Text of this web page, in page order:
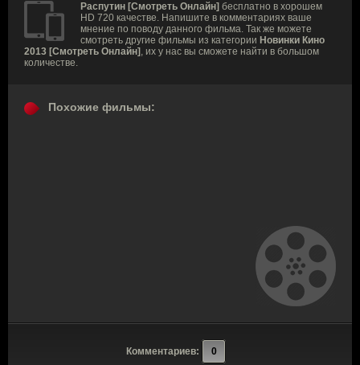
Распутин [Смотреть Онлайн] бесплатно в хорошем
HD 720 качестве. Напишите в комментариях ваше
мнение по поводу данного фильма. Так же можете
смотреть другие фильмы из категории Новинки Кино
2013 [Смотреть Онлайн] , их у нас вы сможете найти в большом
количестве.
Похожие фильмы:
Комментариев: 0